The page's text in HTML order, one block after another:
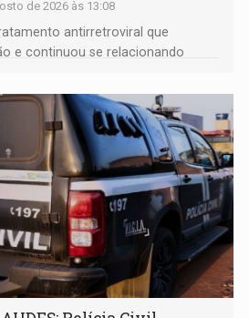
de 2026 às 13:08
antirretroviral que
e continuou se relacionando